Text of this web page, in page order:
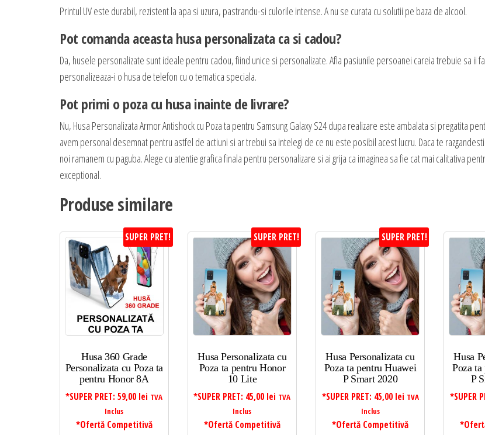
Printul UV este durabil, rezistent la apa si uzura, pastrandu-si culorile intense. A nu se curata cu solutii pe baza de alcool.
Pot comanda aceasta husa personalizata ca si cadou?
Da, husele personalizate sunt ideale pentru cadou, fiind unice si personalizate. Afla pasiunile persoanei careia trebuie sa ii
personalizeaza-i o husa de telefon cu o tematica speciala.
Pot primi o poza cu husa inainte de livrare?
Nu, Husa Personalizata Armor Antishock cu Poza ta pentru Samsung Galaxy S24 dupa realizare este ambalata si pregatita
avem personal desemnat pentru astfel de actiuni si ar trebui sa intelegi de ce nu este posibil acest lucru. Daca te
noi ramanem cu paguba. Alege cu atentie grafica finala pentru personalizare si ai grija ca imaginea sa fie cat mai calitativa
exceptional.
Produse similare
SUPER PRET!
Husa 360 Grade
Personalizata cu Poza ta
pentru Honor 8A
*SUPER PRET:59,00 lei TVA
Inclus
*Ofertă Competitivă
SUPER PRET!
Husa Personalizata cu
Poza ta pentru Honor
10 Lite
*SUPER PRET: 45,00 lei TVA
Inclus
*Ofertă Competitivă
SUPER PRET!
Husa Personalizata cu
Poza ta pentru Huawei
P Smart 2020
*SUPER PRET: 45,00 lei TVA
Inclus
*Ofertă Competitivă
Husa
Poza
P
*SUPER